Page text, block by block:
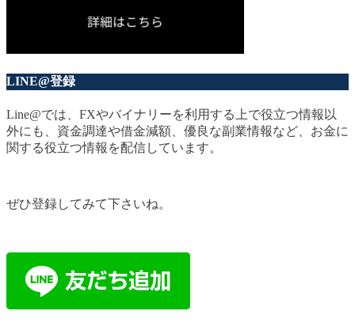
LINE@登録
Line@では、FXやバイナリーを利用する上で役立つ情報以
外にも、資金調達や借金減額、優良な副業情報など、お金に
関する役立つ情報を配信しています。
ぜひ登録してみて下さいね。